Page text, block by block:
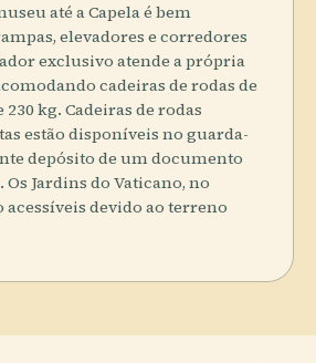
até a Capela é bem
elevadores e corredores
exclusivo atende a própria
cadeiras de rodas de
230 kg. Cadeiras de rodas
estão disponíveis no guarda-
depósito de um documento
Jardins do Vaticano, no
acessíveis devido ao terreno